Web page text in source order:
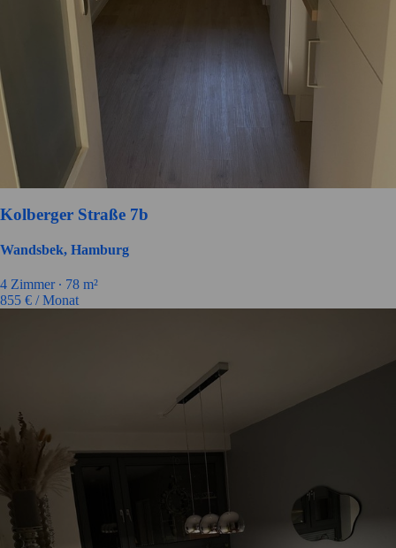
Kolberger Straße 7b
Wandsbek, Hamburg
4 Zimmer ∙ 78 m²
855 € / Monat